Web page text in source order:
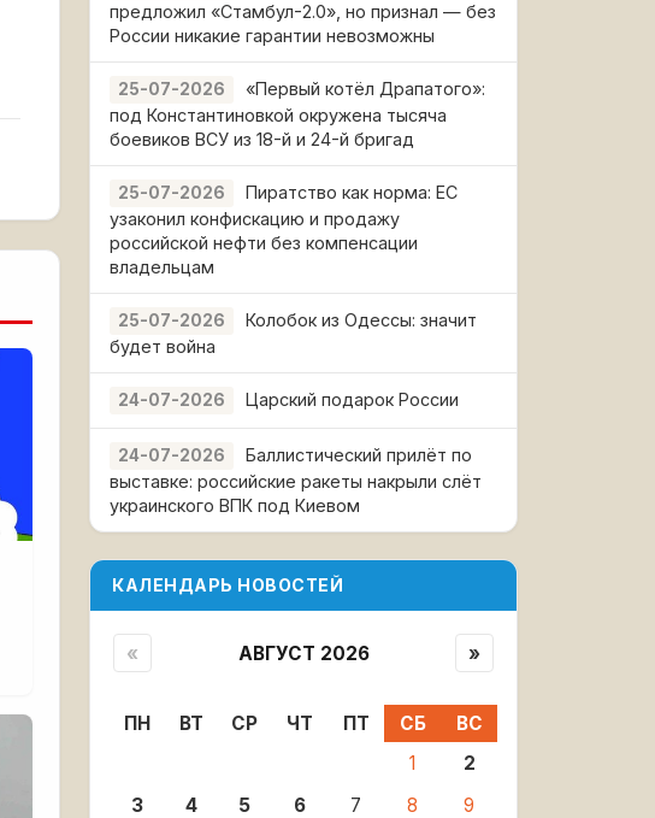
предложил «Стамбул-2.0», но признал — без
России никакие гарантии невозможны
25-07-2026
«Первый котёл Драпатого»:
под Константиновкой окружена тысяча
боевиков ВСУ из 18-й и 24-й бригад
25-07-2026
Пиратство как норма: ЕС
узаконил конфискацию и продажу
российской нефти без компенсации
владельцам
25-07-2026
Колобок из Одессы: значит
будет война
24-07-2026 Царский подарок России
24-07-2026
Баллистический прилёт по
выставке: российские ракеты накрыли слёт
украинского ВПК под Киевом
КАЛЕНДАРЬ НОВОСТЕЙ
« АВГУСТ 2026 »
ПН ВТ СР ЧТ ПТ СБ
ВС
1
2
3
4 5 6 7 8
9